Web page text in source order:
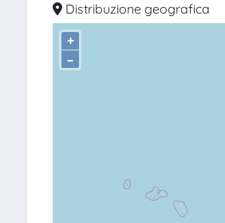
Distribuzione geografica
+
–